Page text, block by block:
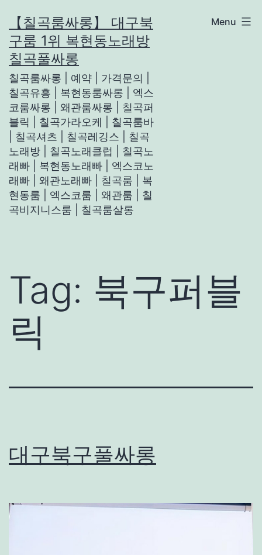
to
content
【칠곡룸싸롱】 대구북
구룸 1위 복현동노래방
칠곡풀싸롱
칠곡룸싸롱 | 예약 | 가격문의 |
칠곡유흥 | 복현동룸싸롱 | 엑스
코룸싸롱 | 왜관룸싸롱 | 칠곡퍼
블릭 | 칠곡가라오케 | 칠곡룸바
| 칠곡셔츠 | 칠곡레깅스 | 칠곡
노래방 | 칠곡노래클럽 | 칠곡노
래빠 | 복현동노래빠 | 엑스코노
래빠 | 왜관노래빠 | 칠곡룸 | 복
현동룸 | 엑스코룸 | 왜관룸 | 칠
곡비지니스룸 | 칠곡룸살롱
Menu
Tag: 북구퍼블
릭
대구북구풀싸롱